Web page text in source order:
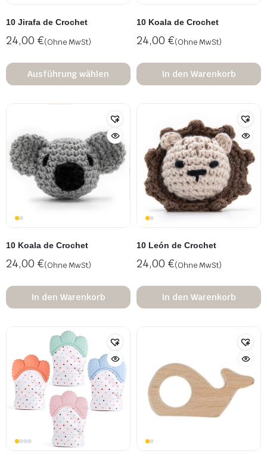
10 Jirafa de Crochet
24,00 €(Ohne MwSt)
Ausführung wählen
10 Koala de Crochet
24,00 €(Ohne MwSt)
In den Warenkorb
10 Koala de Crochet
24,00 €(Ohne MwSt)
In den Warenkorb
10 León de Crochet
24,00 €(Ohne MwSt)
In den Warenkorb